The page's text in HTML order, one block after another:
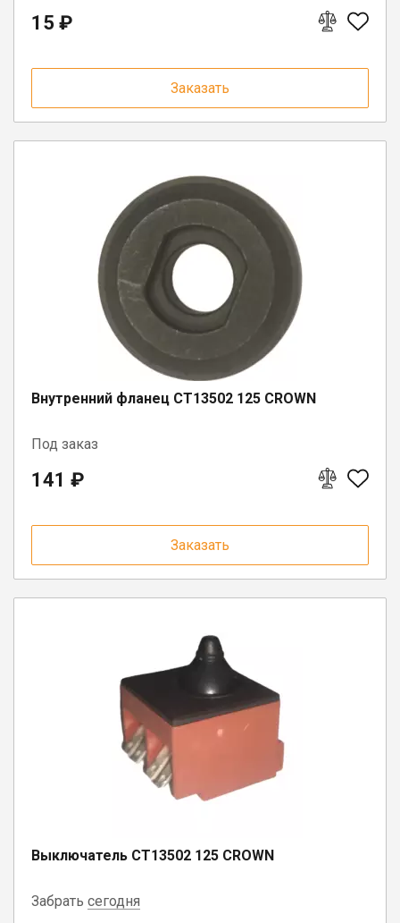
15 ₽
Заказать
Внутренний фланец CT13502 125 CROWN
Под заказ
141 ₽
Заказать
Выключатель CT13502 125 CROWN
Забрать сегодня